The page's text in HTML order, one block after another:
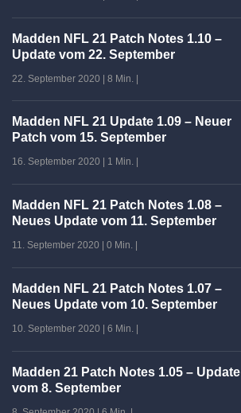
Madden NFL 21 Patch Notes 1.10 –
Update vom 22. September
22. September 2020 | 8 Min. |
Madden NFL 21 Update 1.09 – Neuer
Patch vom 15. September
16. September 2020 1 Min.
Madden NFL 21 Patch Notes 1.08 –
Neues Update vom 11. September
11. September 2020 0 Min.
Madden NFL 21 Patch Notes 1.07 –
Neues Update vom 10. September
10. September 2020 | 6 Min. |
Madden 21 Patch Notes 1.05 – Update
vom 8. September